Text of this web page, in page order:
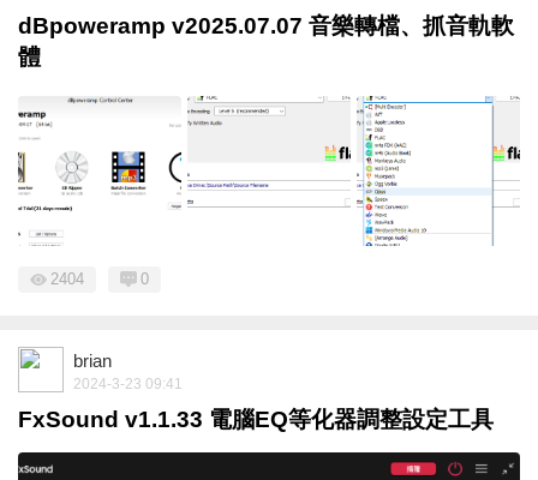
dBpoweramp v2025.07.07 音樂轉檔、抓音軌軟
體
2404 0
brian
2024-3-23 09:41
FxSound v1.1.33 電腦EQ等化器調整設定工具